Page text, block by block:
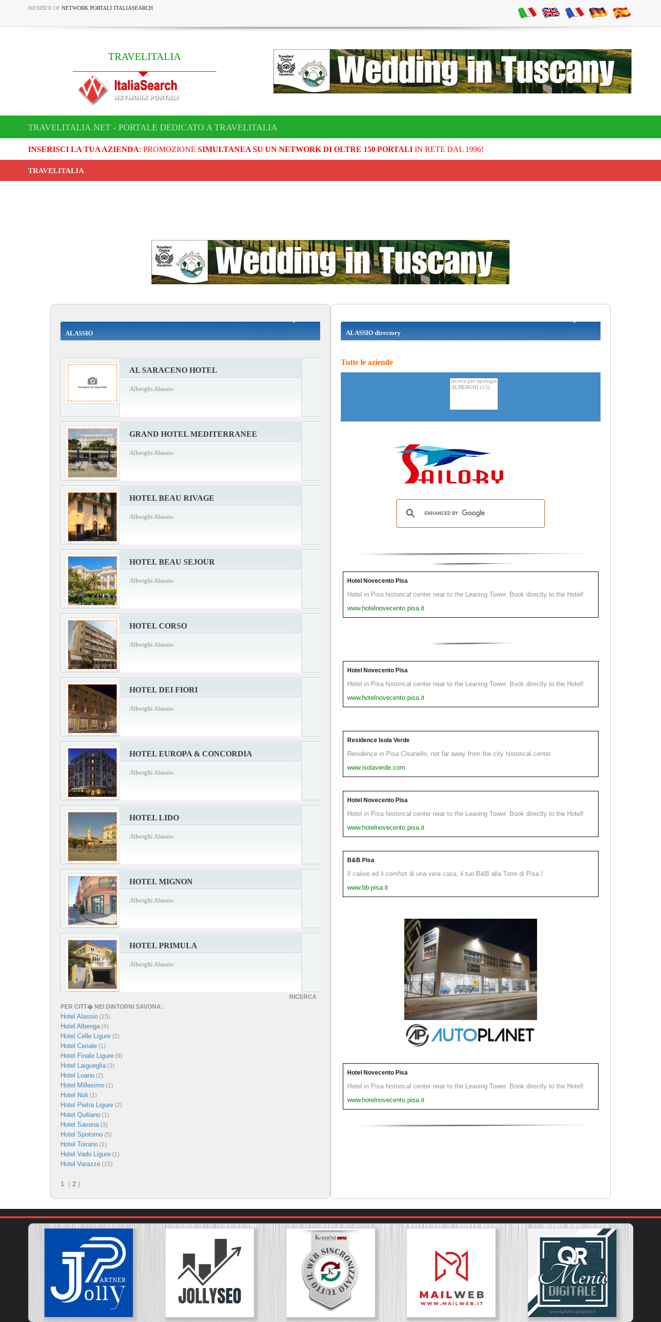
MEMBER OF NETWORK PORTALI ITALIASEARCH
TRAVELITALIA
TRAVELITALIA.NET - PORTALE DEDICATO A TRAVELITALIA
INSERISCI LA TUA AZIENDA: PROMOZIONE SIMULTANEA SU UN NETWORK DI OLTRE 150 PORTALIIN RETE DAL 1996!
TRAVELITALIA
ALASSIO
AL SARACENO HOTEL
Alberghi Alassio
GRAND HOTEL MEDITERRANEE
Alberghi Alassio
HOTEL BEAU RIVAGE
Alberghi Alassio
HOTEL BEAU SEJOUR
Alberghi Alassio
HOTEL CORSO
Alberghi Alassio
HOTEL DEI FIORI
Alberghi Alassio
HOTEL EUROPA & CONCORDIA
Alberghi Alassio
HOTEL LIDO
Alberghi Alassio
HOTEL MIGNON
Alberghi Alassio
HOTEL PRIMULA
Alberghi Alassio
RICERCA
PER CITT� NEI DINTORNI SAVONA:
Hotel Alassio (15)
Hotel Albenga(4)
Hotel Celle Ligure (2)
Hotel Ceriale (1)
Hotel Finale Ligure (9)
Hotel Laigueglia(3)
Hotel Loano (2)
Hotel Millesimo (1)
Hotel Noli (1)
Hotel Pietra Ligure (2)
Hotel Quiliano (1)
Hotel Savona(3)
Hotel Spotorno (5)
Hotel Toirano (1)
Hotel Vado Ligure (1)
Hotel Varazze (15)
1 | 2 |
ALASSIO directory
Tutte le aziende
Hotel Novecento Pisa
Hotel in Pisa historical center near to the Leaning Tower. Book directly to the Hotel!
www.hotelnovecento.pisa.it
Hotel Novecento Pisa
Hotel in Pisa historical center near to the Leaning Tower. Book directly to the Hotel!
www.hotelnovecento.pisa.it
Residence Isola Verde
Residence in Pisa Cisanello, not far away from the city historical center.
www.isolaverde.com
Hotel Novecento Pisa
Hotel in Pisa historical center near to the Leaning Tower. Book directly to the Hotel!
www.hotelnovecento.pisa.it
B&B Pisa
Il calore ed il comfort di una vera casa, il tuo B&B alla Torre di Pisa !
www.bb-pisa.it
Hotel Novecento Pisa
Hotel in Pisa historical center near to the Leaning Tower. Book directly to the Hotel!
www.hotelnovecento.pisa.it